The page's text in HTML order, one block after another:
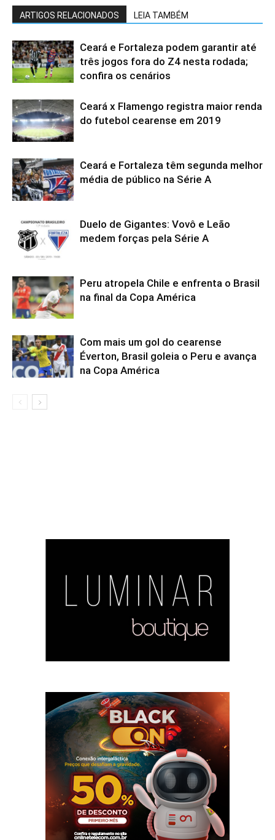
ARTIGOS RELACIONADOS LEIA TAMBÉM
Ceará e Fortaleza podem garantir até
três jogos fora do Z4 nesta rodada;
confira os cenários
Ceará x Flamengo registra maior renda
do futebol cearense em 2019
Ceará e Fortaleza têm segunda melhor
média de público na Série A
Duelo de Gigantes: Vovô e Leão
medem forças pela Série A
Peru atropela Chile e enfrenta o Brasil
na final da Copa América
Com mais um gol do cearense
Éverton, Brasil goleia o Peru e avança
na Copa América